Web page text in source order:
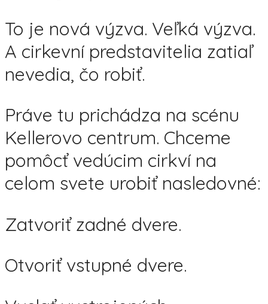
To je nová výzva. Veľká výzva.
A cirkevní predstavitelia zatiaľ
nevedia, čo robiť.
Práve tu prichádza na scénu
Kellerovo centrum. Chceme
pomôcť vedúcim cirkví na
celom svete urobiť nasledovné:
Zatvoriť zadné dvere.
Otvoriť vstupné dvere.